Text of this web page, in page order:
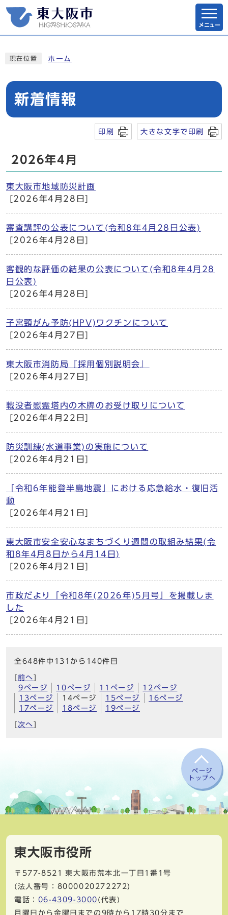
メニュー
現在位置 ホーム
新着情報
印刷 大きな文字で印刷
2026年4月
東大阪市地域防災計画
[2026年4月28日]
審査講評の公表について(令和8年4月28日公表)
[2026年4月28日]
客観的な評価の結果の公表について(令和8年4月28
日公表)
[2026年4月28日]
子宮頸がん予防(HPV)ワクチンについて
[2026年4月27日]
東大阪市消防局『採用個別説明会』
[2026年4月27日]
戦没者慰霊塔内の木牌のお受け取りについて
[2026年4月22日]
防災訓練(水道事業)の実施について
[2026年4月21日]
「令和6年能登半島地震」における応急給水・復旧活
動
[2026年4月21日]
東大阪市安全安心なまちづくり週間の取組み結果(令
和8年4月8日から4月14日)
[2026年4月21日]
市政だより「令和8年(2026年)5月号」を掲載しま
した
[2026年4月21日]
全648件中131から140件目
前へ
9ページ
10ページ 11ページ
12ページ
13ページ
14ページ 15ページ
16ページ
17ページ
18ページ 19ページ
次へ
ページ
トップへ
東大阪市役所
〒577-8521
東大阪市荒本北一丁目1番1号
(法人番号：8000020272272)
電話： 06-4309-3000 (代表)
月曜日から金曜日までの9時から17時30分まで